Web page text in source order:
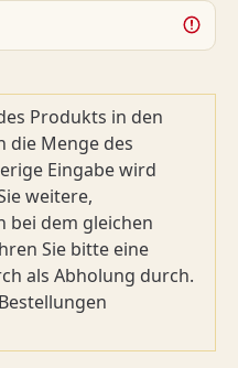
Produkts in den
die Menge des
Eingabe wird
weitere,
bei dem gleichen
Sie bitte eine
als Abholung durch.